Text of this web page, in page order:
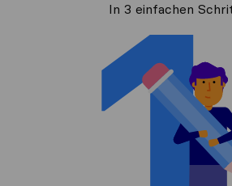
In 3 einfachen